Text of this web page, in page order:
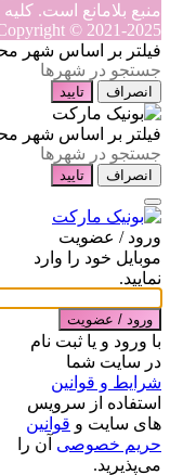
منبع بلامانع است.
© 2021-2025
فیلتر بر اساس شهر
انصراف تایید
فیلتر بر اساس شهر
انصراف تایید
ورود / عضویت
موبایل خود را وارد
نمایید.
ورود / عضویت
با ورود و یا ثبت نام
در سایت شما
شرایط و قوانین
استفاده از سرویس
های سایت و قوانین
حریم خصوصی آن را
می‌پذیرید.